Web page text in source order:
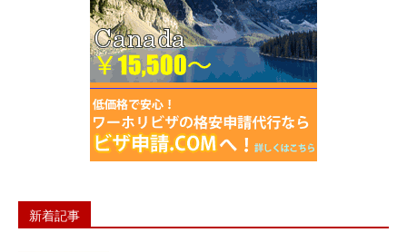
新着記事